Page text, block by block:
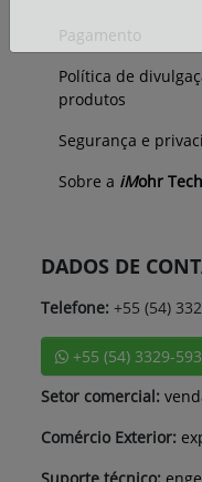
Pagamento
Política de
produtos
Segurança e
Sobre a iMohr
DADOS DE
Telefone: +55 (54)
+55 (54) 3329-
Setor comercial:
Comércio Exterior: